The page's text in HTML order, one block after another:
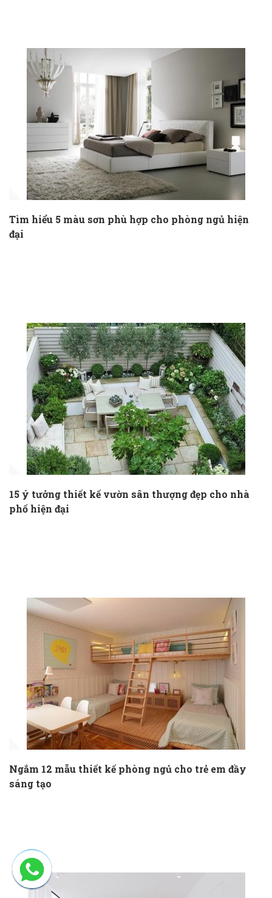
Tìm hiểu 5 màu sơn phù hợp cho phòng ngủ hiện
đại
15 ý tưởng thiết kế vườn sân thượng đẹp cho nhà
phố hiện đại
Ngắm 12 mẫu thiết kế phòng ngủ cho trẻ em đầy
sáng tạo